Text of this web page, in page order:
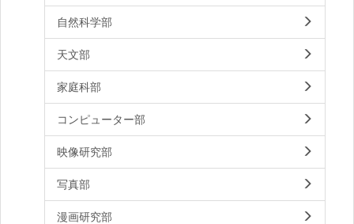
自然科学部
天文部
家庭科部
コンピューター部
映像研究部
写真部
漫画研究部